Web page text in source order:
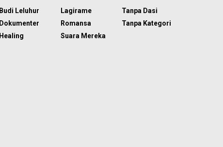
Budi Leluhur
Dokumenter
Healing
Lagirame
Romansa
Suara Mereka
Tanpa Dasi
Tanpa Kategori